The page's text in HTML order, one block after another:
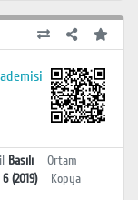
Basılı
Ortam
(2019)
Kopya